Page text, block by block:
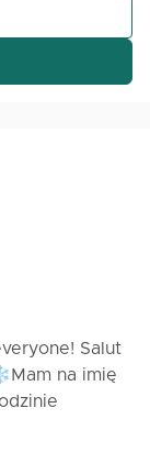
Salut
na imię